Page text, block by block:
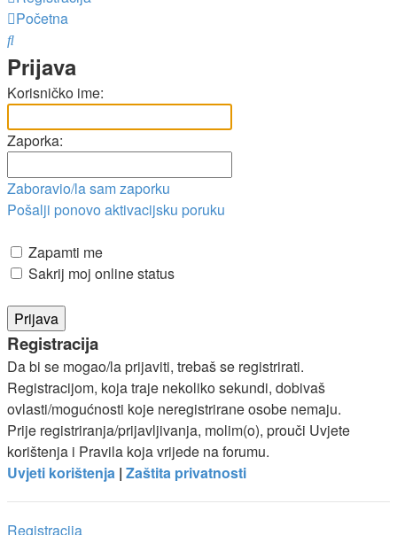
Početna
Pretražnik
Prijava
Korisničko ime:
Zaporka:
Zaboravio/la sam zaporku
Pošalji ponovo aktivacijsku poruku
Zapamti me
Sakrij moj online status
Registracija
Da bi se mogao/la prijaviti, trebaš se registrirati.
Registracijom, koja traje nekoliko sekundi, dobivaš
ovlasti/mogućnosti koje neregistrirane osobe nemaju.
Prije registriranja/prijavljivanja, molim(o), prouči Uvjete
korištenja i Pravila koja vrijede na forumu.
Uvjeti korištenja | Zaštita privatnosti
Registracija